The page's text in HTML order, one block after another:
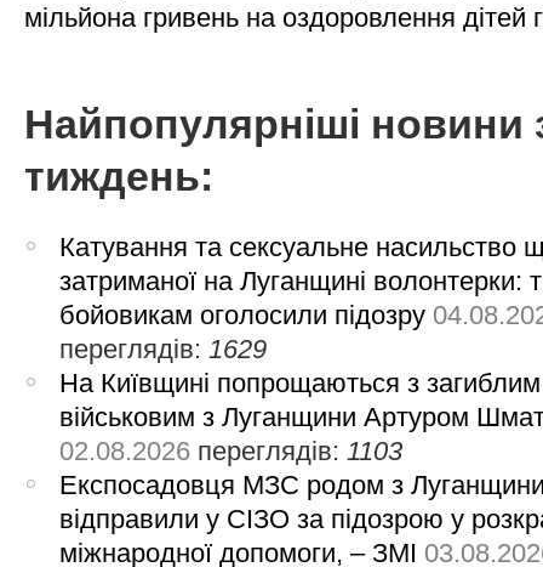
мільйона гривень на оздоровлення дітей
Найпопулярніші новини
тиждень:
Катування та сексуальне насильство
затриманої на Луганщині волонтерки:
бойовикам оголосили підозру
переглядів: 1629
На Київщині попрощаються з загиблим
військовим з Луганщини Артуром
02.08.2026 переглядів: 1103
Експосадовця МЗС родом з
відправили у СІЗО за підозрою у
міжнародної допомоги, – ЗМІ